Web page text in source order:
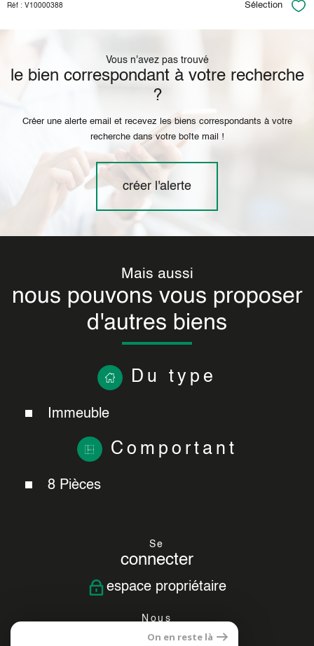
Réf : V10000388 Sélection
Vous n'avez pas trouvé
le bien correspondant à votre recherche
?
Créer une alerte email et recevez les biens correspondants à votre
recherche dans votre boîte mail !
créer l'alerte
Mais aussi
nous pouvons vous proposer
d'autres biens
Du type
Immeuble
Comportant
8 Pièces
Se
connecter
espace propriétaire
Nous
suivre
On en reste là